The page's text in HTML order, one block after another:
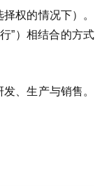
权的情况下）。
”）相结合的方式
、生产与销售。